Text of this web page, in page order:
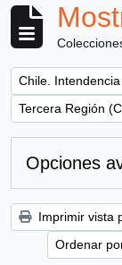
Remove filter:
Chile.
Remove filter:
Tercera Región
Opciones
Imprimir vista
Ordenar